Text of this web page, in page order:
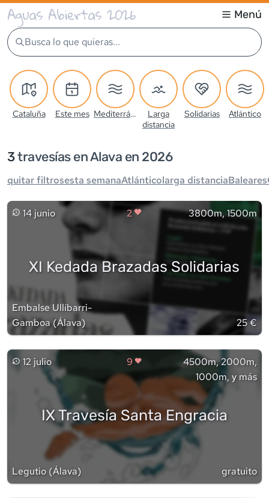
Aguas Abiertas 2026 Menú
Busca lo que quieras...
Cataluña Este mes Mediterráneo
Larga
distancia
Solidarias Atlántico
3travesías en Alava en 2026
quitar filtrosesta semanaAtlánticolarga distanciaBaleares
14 junio 2 3800m, 1500m
XI Kedada Brazadas Solidarias
Embalse Ullíbarri-
Gamboa(Álava) 25 €
12 julio 9
4500m, 2000m,
1000m, y más
IX Travesía Santa Engracia
Legutio(Álava) gratuito